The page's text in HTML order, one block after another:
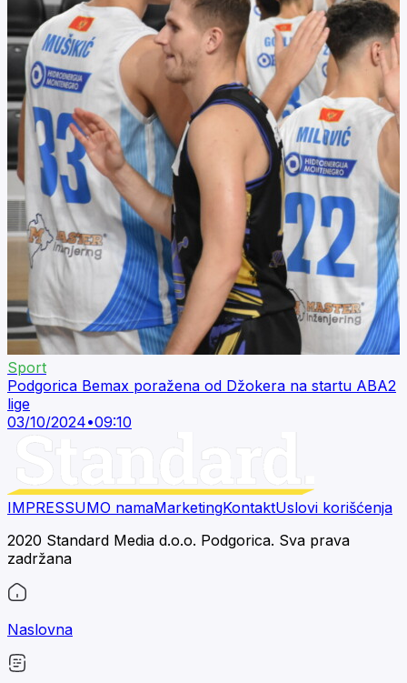
Sport
Podgorica Bemax poražena od Džokera na startu ABA2
lige
03/10/2024•09:10
IMPRESSUMO namaMarketingKontaktUslovi korišćenja
2020 Standard Media d.o.o. Podgorica. Sva prava
zadržana
Naslovna